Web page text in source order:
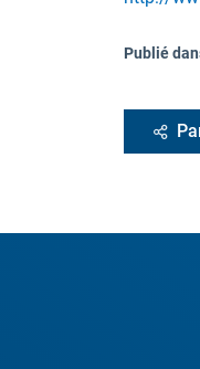
Publié